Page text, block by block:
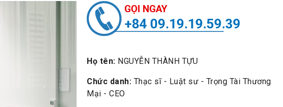
+84 09.19.19.59.39
Họ tên: NGUYỄN THÀNH TỰU
Chức danh: Thạc sĩ - Luật sư - Trọng Tài Thương
Mại - CEO